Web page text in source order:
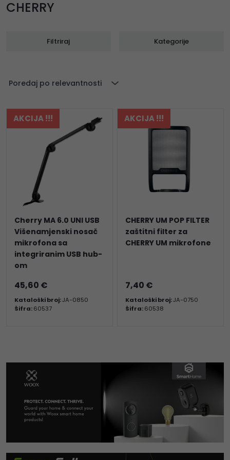
CHERRY
Filtriraj Kategorije
Poredaj po relevantnosti
AKCIJA !!!
Cherry MA 6.0 UNI USB
Višenamjenski nosač
mikrofona sa
integriranim USB hub-
om
45,60 €
Kataloški broj:JA-0850
Šifra:60537
AKCIJA !!!
CHERRY UM POP FILTER
zaštitni filter za
CHERRY UM mikrofone
7,40 €
Kataloški broj:JA-0750
Šifra:60538